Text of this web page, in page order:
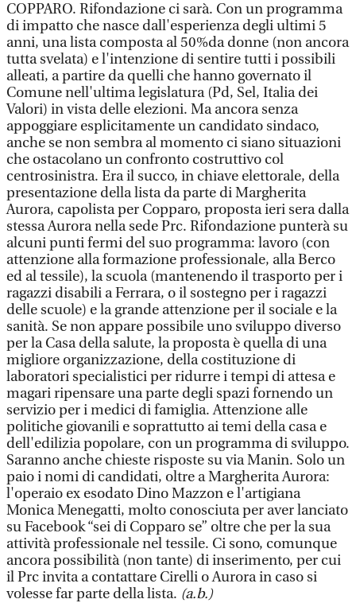
COPPARO. Rifondazione ci sarà. Con un programma
di impatto che nasce dall'esperienza degli ultimi 5
anni, una lista composta al 50%da donne (non ancora
tutta svelata) e l'intenzione di sentire tutti i possibili
alleati, a partire da quelli che hanno governato il
Comune nell'ultima legislatura (Pd, Sel, Italia dei
Valori) in vista delle elezioni. Ma ancora senza
appoggiare esplicitamente un candidato sindaco,
anche se non sembra al momento ci siano situazioni
che ostacolano un confronto costruttivo col
centrosinistra. Era il succo, in chiave elettorale, della
presentazione della lista da parte di Margherita
Aurora, capolista per Copparo, proposta ieri sera dalla
stessa Aurora nella sede Prc. Rifondazione punterà su
alcuni punti fermi del suo programma: lavoro (con
attenzione alla formazione professionale, alla Berco
ed al tessile), la scuola (mantenendo il trasporto per i
ragazzi disabili a Ferrara, o il sostegno per i ragazzi
delle scuole) e la grande attenzione per il sociale e la
sanità. Se non appare possibile uno sviluppo diverso
per la Casa della salute, la proposta è quella di una
migliore organizzazione, della costituzione di
laboratori specialistici per ridurre i tempi di attesa e
magari ripensare una parte degli spazi fornendo un
servizio per i medici di famiglia. Attenzione alle
politiche giovanili e soprattutto ai temi della casa e
dell'edilizia popolare, con un programma di sviluppo.
Saranno anche chieste risposte su via Manin. Solo un
paio i nomi di candidati, oltre a Margherita Aurora:
l'operaio ex esodato Dino Mazzon e l'artigiana
Monica Menegatti, molto conosciuta per aver lanciato
su Facebook “sei di Copparo se” oltre che per la sua
attività professionale nel tessile. Ci sono, comunque
ancora possibilità (non tante) di inserimento, per cui
il Prc invita a contattare Cirelli o Aurora in caso si
volesse far parte della lista. (a.b.)